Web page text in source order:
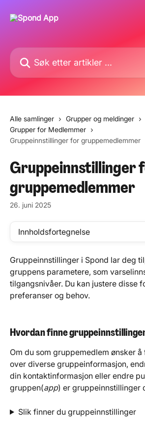
Søk etter artikler ...
Alle samlinger
Grupper og meldinger
Grupper for Medlemmer
Gruppeinnstillinger for gruppemedlemmer
Gruppeinnstillinger
gruppemedlemmer
26. juni 2025
Innholdsfortegnelse
Gruppeinnstillinger i Spond lar deg
gruppens parametere, som
tilgangsnivåer. Du kan justere disse
preferanser og behov.
Hvordan finne
Om du som gruppemedlem ønsker
over diverse gruppeinformasjon,
din kontaktinformasjon eller endre
gruppen(app) er gruppeinnstillinger
Slik finner du gruppeinnstillinger